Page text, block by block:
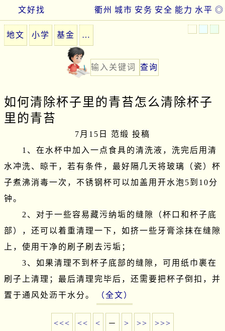
文好找 ◎
水平
能力
安全
安务
城市
衢州
地文 小学 基金 …
如何清除杯子里的青苔怎么清除杯子
里的青苔
7月15日 范缎 投稿
1、在水杯中加入一点食具的清洗液，洗完后用清
水冲洗、晾干，若有条件，最好隔几天将玻璃（瓷）杯
子煮沸消毒一次，不锈钢杯可以加盖用开水泡5到10分
钟。
2、对于一些容易藏污纳垢的缝隙（杯口和杯子底
部），还可以着重清理一下，如挤一些牙膏涂抹在缝隙
上，使用干净的刷子刷去污垢；
3、如果清理不到杯子底部的缝隙，可用纸巾裹在
刷子上清理；最后清理完毕后，还需要把杯子倒扣，并
置于通风处沥干水分。
（全文）
<<< << < － > >> >>>